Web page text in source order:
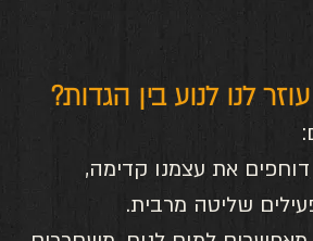
את עצמנו קדימה,
שליטה מרבית.